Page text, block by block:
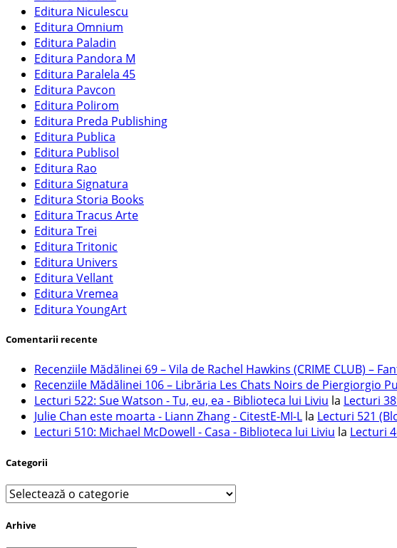
Editura Niculescu
Editura Omnium
Editura Paladin
Editura Pandora M
Editura Paralela 45
Editura Pavcon
Editura Polirom
Editura Preda Publishing
Editura Publica
Editura Publisol
Editura Rao
Editura Signatura
Editura Storia Books
Editura Tracus Arte
Editura Trei
Editura Tritonic
Editura Univers
Editura Vellant
Editura Vremea
Editura YoungArt
Comentarii recente
Recenziile Mădălinei 69 – Vila de Rachel Hawkins (CRIME CLUB) –
Recenziile Mădălinei 106 – Librăria Les Chats Noirs de Piergiorgio
Lecturi 522: Sue Watson - Tu, eu, ea - Biblioteca lui Liviu la Lecturi
Julie Chan este moarta - Liann Zhang - CitestE-MI-L la Lecturi 521
Lecturi 510: Michael McDowell - Casa - Biblioteca lui Liviu la Lecturi
Categorii
Categorii
Arhive